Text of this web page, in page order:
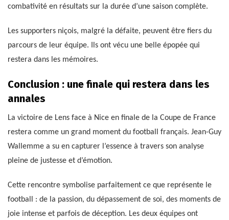
combativité en résultats sur la durée d’une saison complète.
Les supporters niçois, malgré la défaite, peuvent être fiers du
parcours de leur équipe. Ils ont vécu une belle épopée qui
restera dans les mémoires.
Conclusion : une finale qui restera dans les
annales
La victoire de Lens face à Nice en finale de la Coupe de France
restera comme un grand moment du football français. Jean-Guy
Wallemme a su en capturer l’essence à travers son analyse
pleine de justesse et d’émotion.
Cette rencontre symbolise parfaitement ce que représente le
football : de la passion, du dépassement de soi, des moments de
joie intense et parfois de déception. Les deux équipes ont